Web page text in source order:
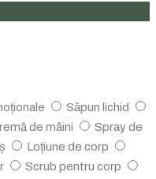
Săpun lichid
de mâini
Spray de
Loțiune de corp
Scrub pentru corp